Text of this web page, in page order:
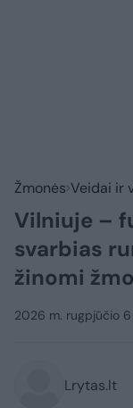
Žmonės Veidai ir
Vilniuje –
svarbias
žinomi
2026 m. rugpjūčio 6
Lrytas.lt